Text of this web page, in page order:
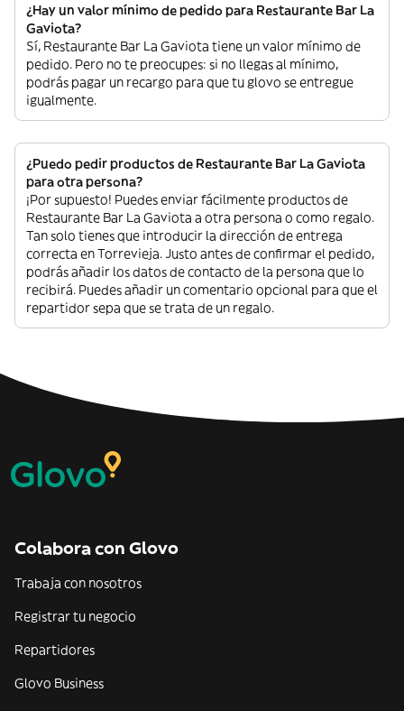
¿Hay un valor mínimo de pedido para Restaurante Bar La
Gaviota?
Sí, Restaurante Bar La Gaviota tiene un valor mínimo de
pedido. Pero no te preocupes: si no llegas al mínimo,
podrás pagar un recargo para que tu glovo se entregue
igualmente.
¿Puedo pedir productos de Restaurante Bar La Gaviota
para otra persona?
¡Por supuesto! Puedes enviar fácilmente productos de
Restaurante Bar La Gaviota a otra persona o como regalo.
Tan solo tienes que introducir la dirección de entrega
correcta en Torrevieja. Justo antes de confirmar el pedido,
podrás añadir los datos de contacto de la persona que lo
recibirá. Puedes añadir un comentario opcional para que el
repartidor sepa que se trata de un regalo.
Colabora con Glovo
Trabaja con nosotros
Registrar tu negocio
Repartidores
Glovo Business